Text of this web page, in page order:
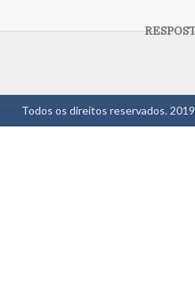
Todos os direitos reservados. 2019